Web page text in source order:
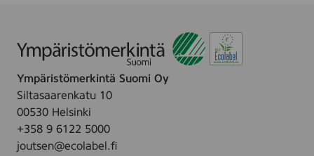
Ympäristömerkintä Suomi Oy
Siltasaarenkatu 10
00530 Helsinki
+358 9 6122 5000
joutsen@ecolabel.fi